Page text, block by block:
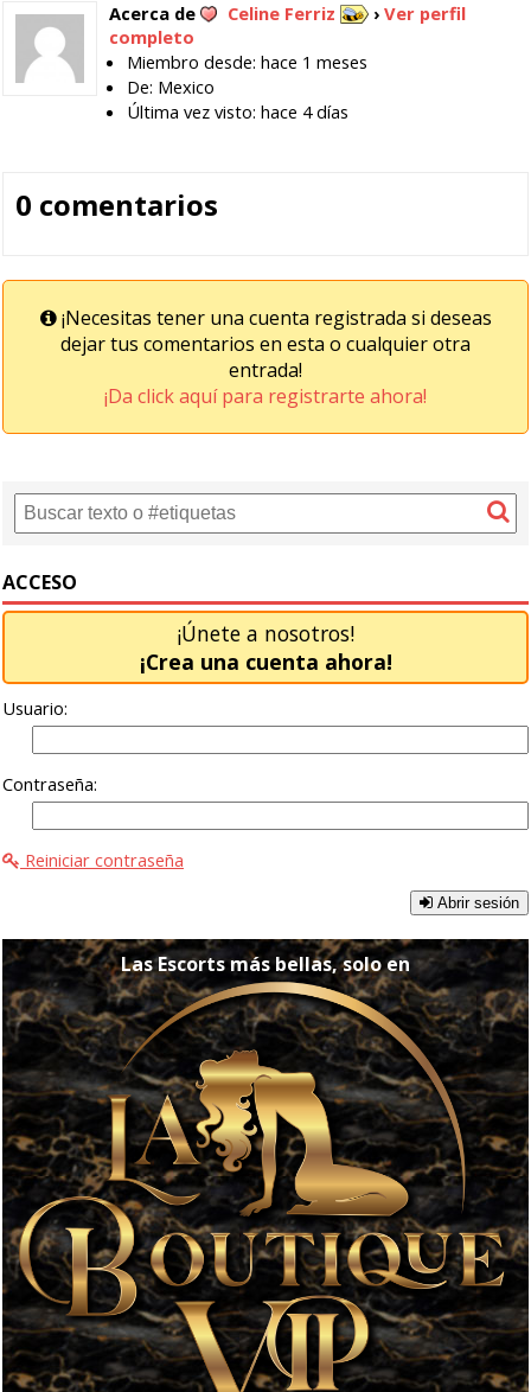
Acerca de Celine Ferriz › Ver perfil
completo
Miembro desde: hace 1 meses
De: Mexico
Última vez visto: hace 4 días
0 comentarios
¡Necesitas tener una cuenta registrada si deseas
dejar tus comentarios en esta o cualquier otra
entrada!
¡Da click aquí para registrarte ahora!
ACCESO
¡Únete a nosotros!
¡Crea una cuenta ahora!
Usuario:
Contraseña:
Reiniciar contraseña
Abrir sesión
Las Escorts más bellas, solo en